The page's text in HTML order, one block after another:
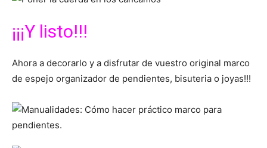
¡¡¡Y listo!!!
Ahora a decorarlo y a disfrutar de vuestro original marco
de espejo organizador de pendientes, bisuteria o joyas!!!